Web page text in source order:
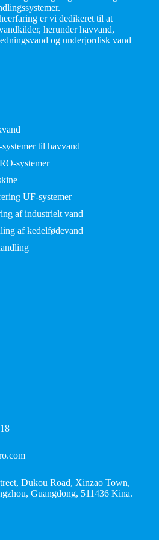
er vi dedikeret til at
herunder havvand,
og underjordisk vand
til havvand
systemer
UF-systemer
af industrielt vand
af kedelfødevand
Dukou Road, Xinzao Town,
Guangdong, 511436 Kina.